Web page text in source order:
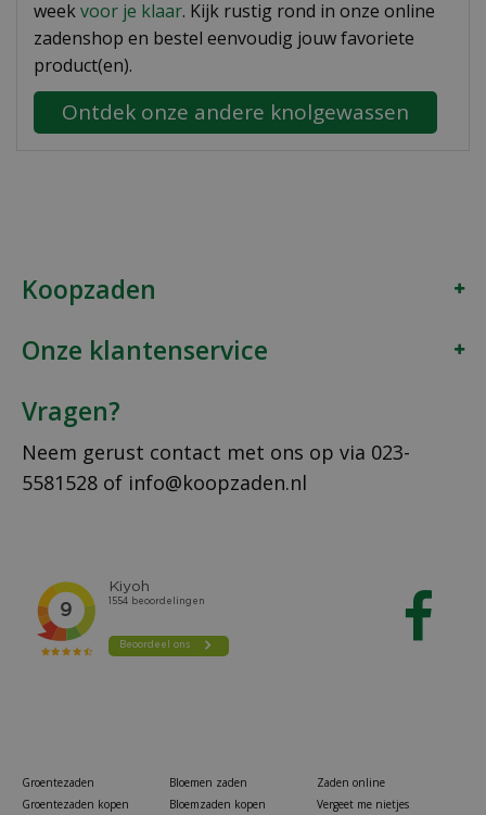
weekvoor je klaar. Kijk rustig rond in onze online
zadenshop en bestel eenvoudig jouw favoriete
product(en).
Ontdek onze andere knolgewassen
Koopzaden
Onze klantenservice
Vragen?
Neem gerust contact met ons op via 023-
5581528 of info@koopzaden.nl
Groentezaden
Groentezaden kopen
Bloemen zaden
Bloemzaden kopen
Zaden online
Vergeet me nietjes